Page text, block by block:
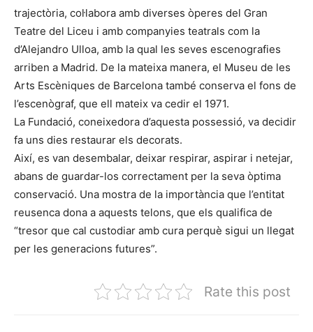
trajectòria, col·labora amb diverses òperes del Gran
Teatre del Liceu i amb companyies teatrals com la
d’Alejandro Ulloa, amb la qual les seves escenografies
arriben a Madrid. De la mateixa manera, el Museu de les
Arts Escèniques de Barcelona també conserva el fons de
l’escenògraf, que ell mateix va cedir el 1971.
La Fundació, coneixedora d’aquesta possessió, va decidir
fa uns dies restaurar els decorats.
Així, es van desembalar, deixar respirar, aspirar i netejar,
abans de guardar-los correctament per la seva òptima
conservació. Una mostra de la importància que l’entitat
reusenca dona a aquests telons, que els qualifica de
“tresor que cal custodiar amb cura perquè sigui un llegat
per les generacions futures”.
Rate this post